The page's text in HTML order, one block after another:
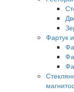
Фартук